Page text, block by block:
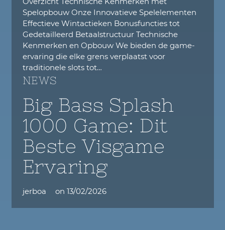
Spelopbouw Onze Innovatieve Spelelementen
Effectieve Wintactieken Bonusfuncties tot
Gedetailleerd Betaalstructuur Technische
Kenmerken en Opbouw We bieden de game-
ervaring die elke grens verplaatst voor
traditionele slots tot…
NEWS
Big Bass Splash
1000 Game: Dit
Beste Visgame
Ervaring
jerboa on 13/02/2026